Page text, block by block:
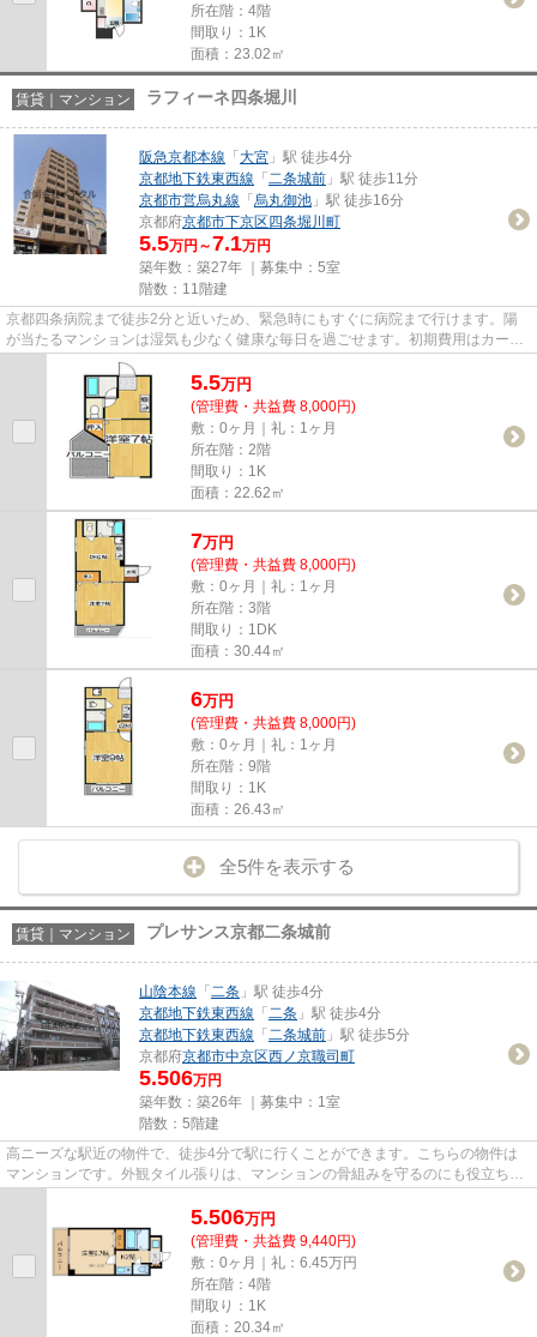
所在階：4階
間取り：1K
面積：23.02㎡
賃貸｜マンション ラフィーネ四条堀川
阪急京都本線 「 大宮 」駅 徒歩4分
京都地下鉄東西線 「 二条城前 」駅 徒歩11分
京都市営烏丸線 「 烏丸御池 」駅 徒歩16分
京都府京都市下京区 四条堀川町
5.5万円～7.1万円
築年数：築27年 ｜募集中： 5室
階数：11階建
京都四条病院まで徒歩2分と近いため、緊急時にもすぐに病院まで行けます。陽
が当たるマンションは湿気も少なく健康な毎日を過ごせます。初期費用はカード
で決済いただけます。「ラフィ...
5.5万円
(管理費・共益費 8,000円)
敷：0ヶ月｜礼：1ヶ月
所在階：2階
間取り：1K
面積：22.62㎡
7万円
(管理費・共益費 8,000円)
敷：0ヶ月｜礼：1ヶ月
所在階：3階
間取り：1DK
面積：30.44㎡
6万円
(管理費・共益費 8,000円)
敷：0ヶ月｜礼：1ヶ月
所在階：9階
間取り：1K
面積：26.43㎡
全5件を表示する
賃貸｜マンション プレサンス京都二条城前
山陰本線 「 二条 」駅 徒歩4分
京都地下鉄東西線 「 二条 」駅 徒歩4分
京都地下鉄東西線 「 二条城前 」駅 徒歩5分
京都府京都市中京区西ノ京職司町
5.506万円
築年数：築26年 ｜募集中： 1室
階数：5階建
高ニーズな駅近の物件で、徒歩4分で駅に行くことができます。こちらの物件は
マンションです。外観タイル張りは、マンションの骨組みを守るのにも役立ちま
5.506万円
(管理費・共益費 9,440円)
敷：0ヶ月｜礼：6.45万円
所在階：4階
間取り：1K
面積：20.34㎡